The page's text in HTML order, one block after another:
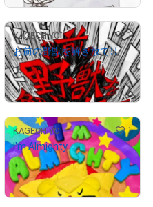
KAGECHIYO 1
お前の野獣を解き放て！！
¥2,000
売出し（初回販売）
KAGECHIYO 1
I'm Almighty
¥ 2,000
売出し（初回販売）